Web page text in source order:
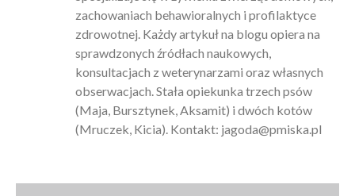
zachowaniach behawioralnych i profilaktyce
zdrowotnej. Każdy artykuł na blogu opiera na
sprawdzonych źródłach naukowych,
konsultacjach z weterynarzami oraz własnych
obserwacjach. Stała opiekunka trzech psów
(Maja, Bursztynek, Aksamit) i dwóch kotów
(Mruczek, Kicia). Kontakt: jagoda@pmiska.pl